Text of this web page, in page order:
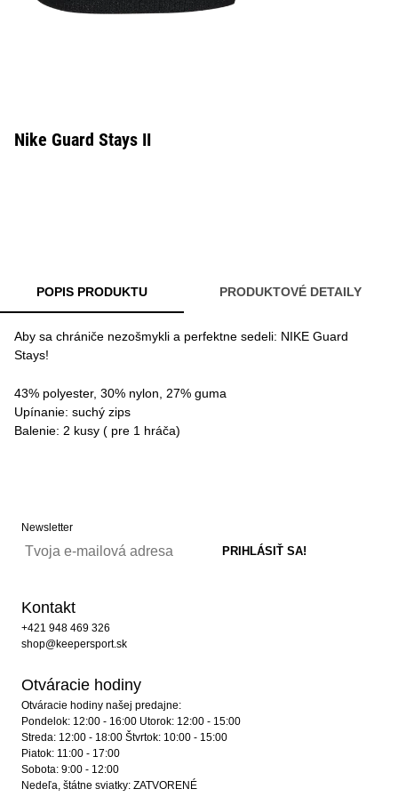
Nike Guard Stays II
POPIS PRODUKTU PRODUKTOVÉ DETAILY
Aby sa chrániče nezošmykli a perfektne sedeli: NIKE Guard
Stays!
43% polyester, 30% nylon, 27% guma
Upínanie: suchý zips
Balenie: 2 kusy ( pre 1 hráča)
Newsletter
Kontakt
+421 948 469 326
shop@keepersport.sk
Otváracie hodiny
Otváracie hodiny našej predajne:
Pondelok: 12:00 - 16:00 Utorok: 12:00 - 15:00
Streda: 12:00 - 18:00 Štvrtok: 10:00 - 15:00
Piatok: 11:00 - 17:00
Sobota: 9:00 - 12:00
Nedeľa, štátne sviatky: ZATVORENÉ